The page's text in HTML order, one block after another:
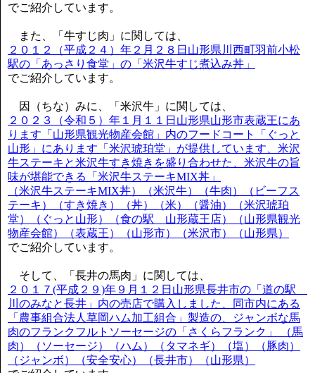
でご紹介しています。
また、「牛すじ肉」に関しては、
２０１２（平成２４）年２月２８日山形県川西町羽前小松
駅の「あっさり食堂」の「米沢牛すじ煮込み丼」
でご紹介しています。
因（ちな）みに、「米沢牛」に関しては、
２０２３（令和５）年１月１１日山形県山形市表蔵王にあ
ります「山形県観光物産会館」内のフードコート「ぐっと
山形」にあります「米沢琥珀堂」が提供しています、米沢
牛ステーキと米沢牛すき焼きを盛り合わせた、米沢牛の旨
味が堪能できる「米沢牛ステーキMIX丼」
（米沢牛ステーキMIX丼）（米沢牛）（牛肉）（ビーフス
テーキ）（すき焼き）（丼）（米）（醤油）（米沢琥珀
堂）（ぐっと山形）（食の駅 山形蔵王店）（山形県観光
物産会館）（表蔵王）（山形市）（米沢市）（山形県）
でご紹介しています。
そして、「長井の馬肉」に関しては、
２０１７(平成２９)年９月１２日山形県長井市の「道の駅
川のみなと長井」内の売店で購入しました、同市内にある
「農事組合法人草岡ハム加工組合」製造の、ジャンボな馬
肉のフランクフルトソーセージの「さくらフランク」 （馬
肉）（ソーセージ）（ハム）（タマネギ）（塩）（豚肉）
（ジャンボ）（安全安心）（長井市）（山形県）